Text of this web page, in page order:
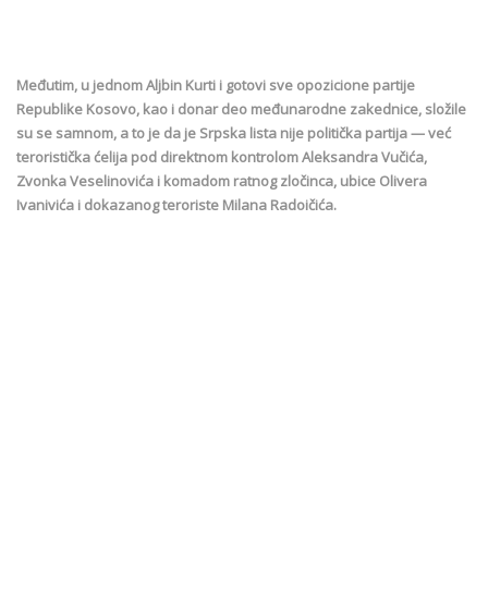
Međutim, u jednom Aljbin Kurti i gotovi sve opozicione partije
Republike Kosovo, kao i donar deo međunarodne zakednice, složile
su se samnom, a to je da je Srpska lista nije politička partija — već
teroristička ćelija pod direktnom kontrolom Aleksandra Vučića,
Zvonka Veselinovića i komadom ratnog zločinca, ubice Olivera
Ivanivića i dokazanog teroriste Milana Radoičića.